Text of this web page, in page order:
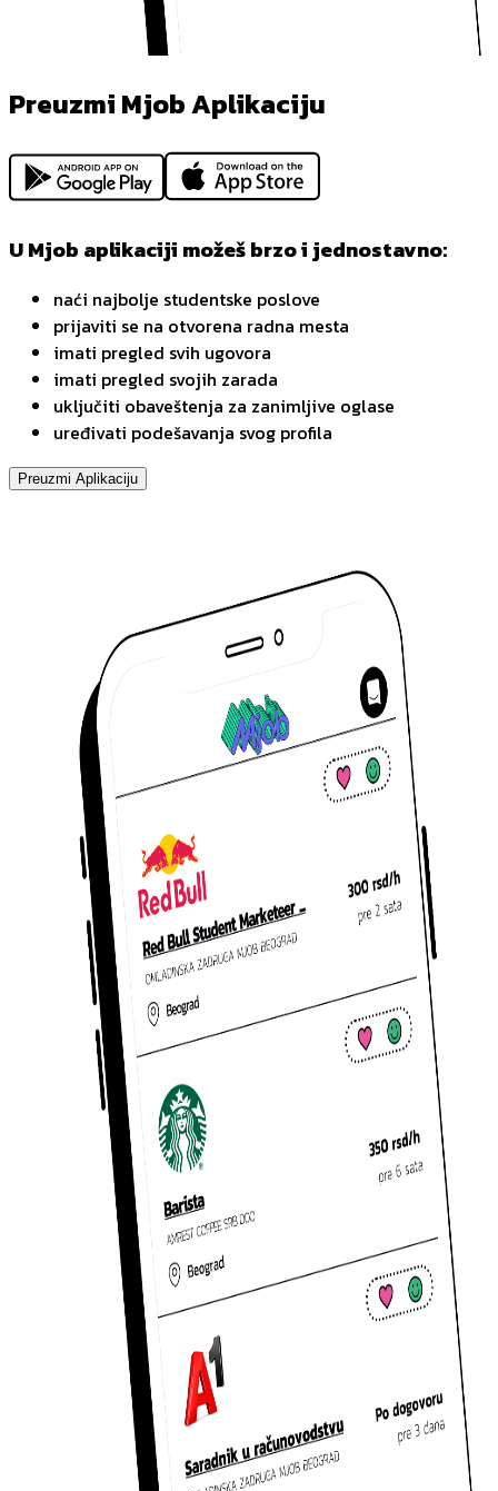
Preuzmi Mjob Aplikaciju
U Mjob aplikaciji možeš brzo i jednostavno:
naći najbolje studentske poslove
prijaviti se na otvorena radna mesta
imati pregled svih ugovora
imati pregled svojih zarada
uključiti obaveštenja za zanimljive oglase
uređivati podešavanja svog profila
Preuzmi Aplikaciju